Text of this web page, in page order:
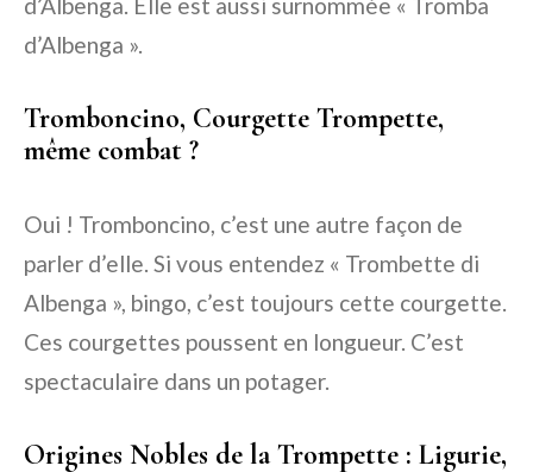
d’Albenga ».
Tromboncino, Courgette Trompette,
même combat ?
Oui ! Tromboncino, c’est une autre façon de
parler d’elle. Si vous entendez « Trombette di
Albenga », bingo, c’est toujours cette courgette.
Ces courgettes poussent en longueur. C’est
spectaculaire dans un potager.
Origines Nobles de la Trompette : Ligurie,